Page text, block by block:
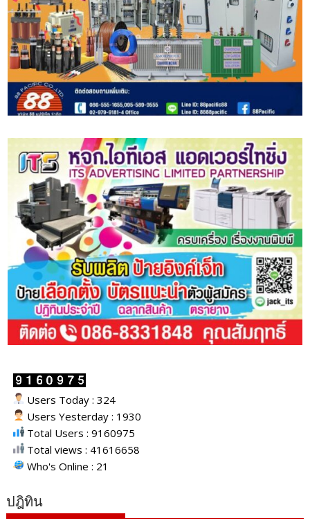
Users Today : 324
Users Yesterday : 1930
Total Users : 9160975
Total views : 41616658
Who's Online : 21
ปฎิทิน